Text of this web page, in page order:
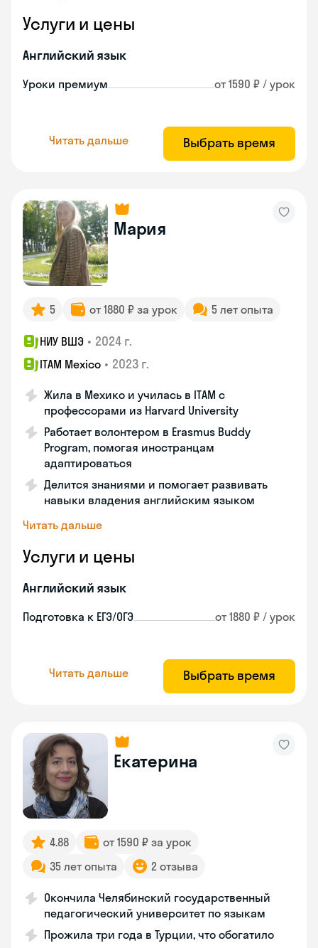
Услуги и цены
Английский язык
Уроки премиум от 1590 ₽ / урок
Читать дальше Выбрать время
Мария
5 от 1880 ₽ за урок 5 лет опыта
НИУ ВШЭ • 2024 г.
ITAM Mexico • 2023 г.
Жила в Мехико и училась в ITAM с
профессорами из Harvard University
Работает волонтером в Erasmus Buddy
Program, помогая иностранцам
адаптироваться
Делится знаниями и помогает развивать
навыки владения английским языком
Читать дальше
Услуги и цены
Английский язык
Подготовка к ЕГЭ/ОГЭ от 1880 ₽ / урок
Читать дальше Выбрать время
Екатерина
4.88
от 1590 ₽ за урок
35 лет опыта
2 отзыва
Окончила Челябинский государственный
педагогический университет по языкам
Прожила три года в Турции, что обогатило